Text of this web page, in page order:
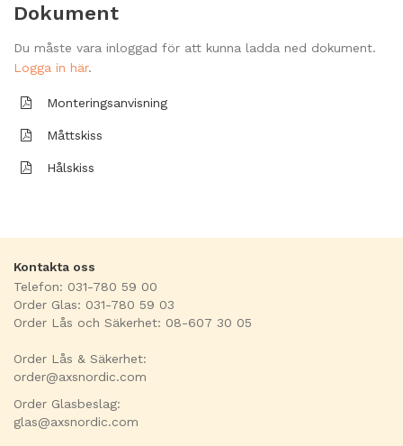
Dokument
Du måste vara inloggad för att kunna ladda ned dokument.
Logga in här.
Monteringsanvisning
Måttskiss
Hålskiss
Kontakta oss
Telefon: 031-780 59 00
Order Glas: 031-780 59 03
Order Lås och Säkerhet: 08-607 30 05
Order Lås & Säkerhet:
order@axsnordic.com
Order Glasbeslag:
glas@axsnordic.com